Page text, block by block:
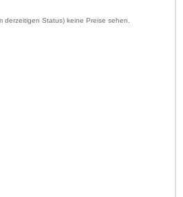
derzeitigen Status) keine Preise sehen.